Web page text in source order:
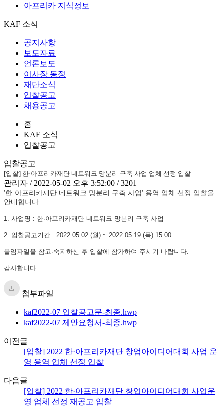
아프리카 지식정보
KAF 소식
공지사항
보도자료
언론보도
이사장 동정
재단소식
입찰공고
채용공고
홈
KAF 소식
입찰공고
입찰공고
[입찰] 한·아프리카재단 네트워크 망분리 구축 사업 업체 선정 입찰
관리자 / 2022-05-02 오후 3:52:00 / 3201
'한·아프리카재단 네트워크 망분리 구축 사업' 용역 업체 선정 입찰을
안내합니다.
1. 사업명 : 한·아프리카재단 네트워크 망분리 구축 사업
2. 입찰공고기간 : 2022.05.02.(월) ~ 2022.05.19.(목) 15:00
붙임파일을 참고·숙지하신 후 입찰에 참가하여 주시기 바랍니다.
감사합니다.
첨부파일
kaf2022-07 입찰공고문-최종.hwp
kaf2022-07 제안요청서-최종.hwp
이전글
[입찰] 2022 한·아프리카재단 창업아이디어대회 사업 운
영 용역 업체 선정 입찰
다음글
[입찰] 2022 한·아프리카재단 창업아이디어대회 사업운
영 업체 선정 재공고 입찰